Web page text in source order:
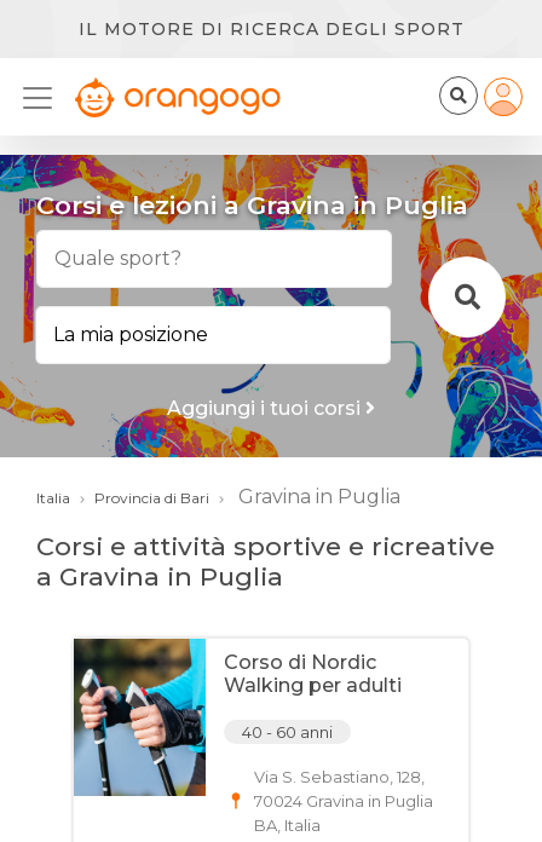
IL MOTORE DI RICERCA DEGLI SPORT
Corsi e lezioni a Gravina in Puglia
Aggiungi i tuoi corsi
Italia Provincia di Bari Gravina in Puglia
Corsi e attività sportive e ricreative
a Gravina in Puglia
Corso di Nordic
Walking per adulti
40 - 60 anni
Via S. Sebastiano, 128,
70024 Gravina in Puglia
BA, Italia